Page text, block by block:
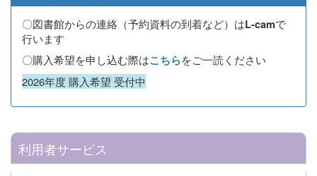
〇図書館からの連絡（予約資料の到着など）はL-camで
行います
〇購入希望を申し込む際はこちらをご一読ください
2026年度 購入希望 受付中
利用者サービス